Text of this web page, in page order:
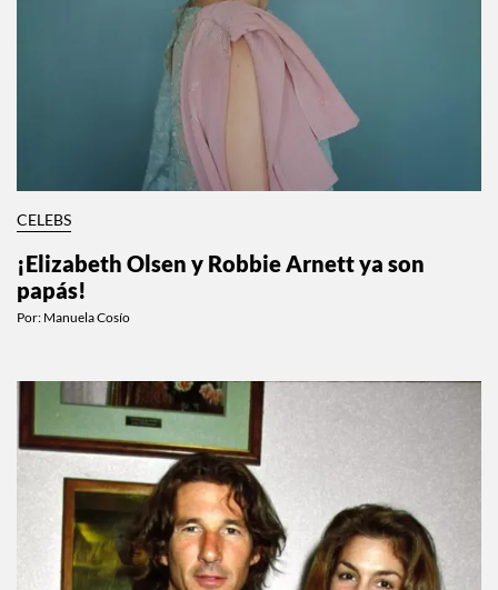
CELEBS
¡Elizabeth Olsen y Robbie Arnett ya son
papás!
Por: Manuela Cosío